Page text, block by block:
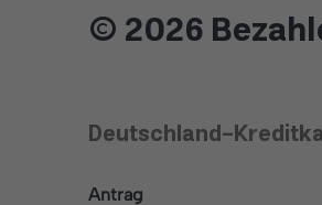
© 2026
Deutschland-
Antrag